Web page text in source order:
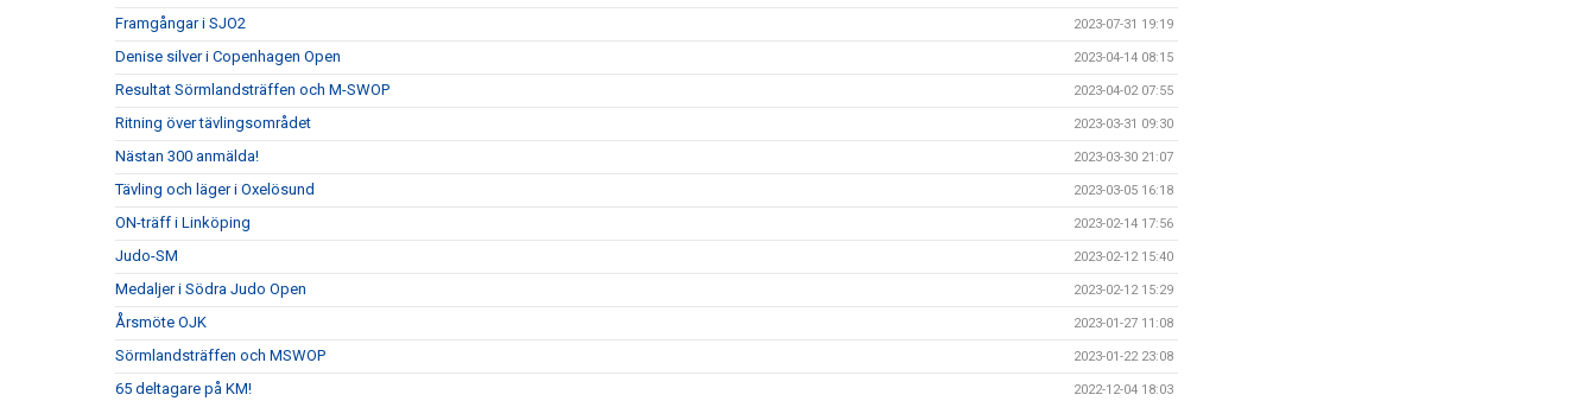
Framgångar i SJO2 2023-07-31 19:19
Denise silver i Copenhagen Open 2023-04-14 08:15
Resultat Sörmlandsträffen och M-SWOP 2023-04-02 07:55
Ritning över tävlingsområdet 2023-03-31 09:30
Nästan 300 anmälda! 2023-03-30 21:07
Tävling och läger i Oxelösund 2023-03-05 16:18
ON-träff i Linköping 2023-02-14 17:56
Judo-SM 2023-02-12 15:40
Medaljer i Södra Judo Open 2023-02-12 15:29
Årsmöte OJK 2023-01-27 11:08
Sörmlandsträffen och MSWOP 2023-01-22 23:08
65 deltagare på KM! 2022-12-04 18:03